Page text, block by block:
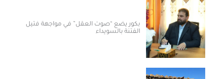
بكور يضع “صوت العقل” في مواجهة فتيل
الفتنة بالسويداء